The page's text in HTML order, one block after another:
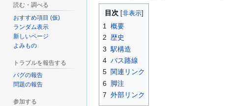
ビ
ー
シ
ョ
ン
に
移
動
索
移
動
目次
1
概要
2
歴史
3 駅構造
4 バス路線
5 関連リンク
6
脚注
7 外部リンク
読む・調べる
おすすめ項目 (仮)
ランダム表示
新しいページ
よみもの
トラブルを報告する
バグの報告
問題の報告
参加する